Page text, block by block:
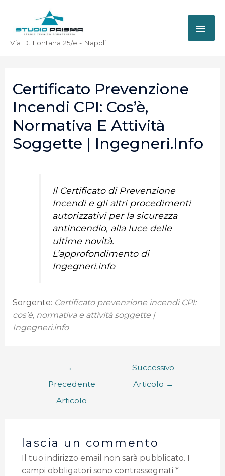
Via D. Fontana 25/e - Napoli
Certificato Prevenzione
Incendi CPI: Cos’è,
Normativa E Attività
Soggette | Ingegneri.info
Il Certificato di Prevenzione
Incendi e gli altri procedimenti
autorizzativi per la sicurezza
antincendio, alla luce delle
ultime novità.
L’approfondimento di
Ingegneri.info
Sorgente: Certificato prevenzione incendi CPI:
cos’è, normativa e attività soggette |
Ingegneri.info
←
Precedente
Articolo
Successivo
Articolo →
lascia un commento
Il tuo indirizzo email non sarà pubblicato. I
campi obbligatori sono contrassegnati *